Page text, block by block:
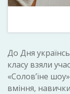
До Дня
класу взяли
«Солов’їне
вміння,